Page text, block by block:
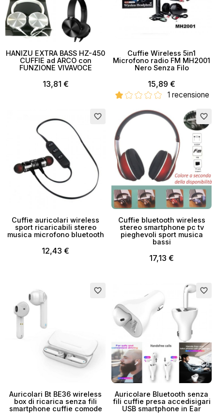
HANIZU EXTRA BASS HZ-450
CUFFIE ad ARCO con
FUNZIONE VIVAVOCE
13,81 €
Cuffie Wireless 5in1
Microfono radio FM MH2001
Nero Senza Filo
15,89 €
1 recensione
favorite_border
Cuffie auricolari wireless
sport ricaricabili stereo
musica microfono bluetooth
12,43 €
favorite_border
Cuffie bluetooth wireless
stereo smartphone pc tv
pieghevoli sport musica
bassi
17,13 €
favorite_border
Auricolari Bt BE36 wireless
box di ricarica senza fili
smartphone cuffie comode
favorite_border
Auricolare Bluetooth senza
fili cuffie presa accedisigari
USB smartphone in Ear